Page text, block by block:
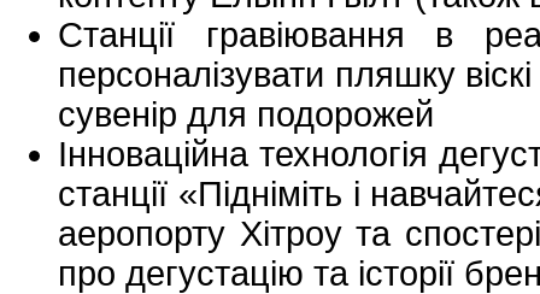
Станції гравіювання в
персоналізувати пляшку
сувенір для подорожей
Інноваційна технологія
станції «Підніміть і
аеропорту Хітроу та
про дегустацію та історії